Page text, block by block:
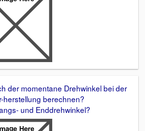
der momentane Drehwinkel bei der
herstellung berechnen?
und Enddrehwinkel?